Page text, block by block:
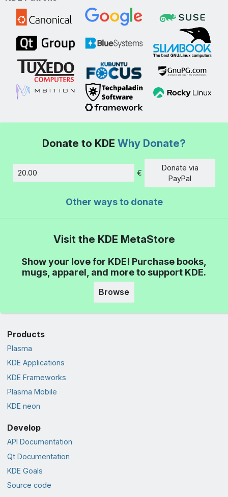
Donate to KDE Why Donate?
Amount
€
Donate via
PayPal
Other ways to donate
Visit the KDE MetaStore
Show your love for KDE! Purchase books,
mugs, apparel, and more to support KDE.
Browse
Products
Plasma
KDE Applications
KDE Frameworks
Plasma Mobile
KDE neon
Develop
API Documentation
Qt Documentation
KDE Goals
Source code